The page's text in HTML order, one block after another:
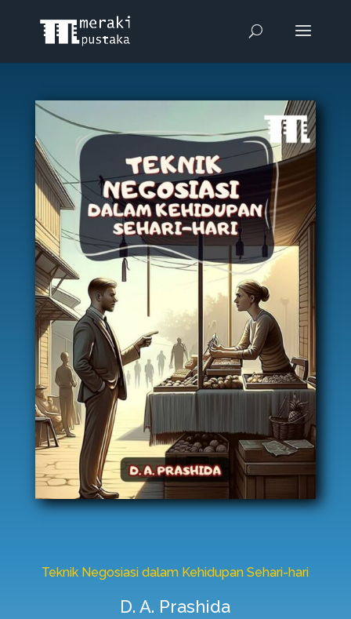
Teknik Negosiasi dalam Kehidupan Sehari-hari
D. A. Prashida